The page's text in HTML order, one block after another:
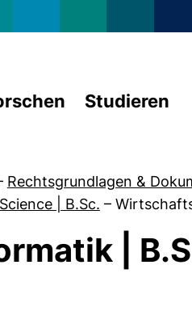
Studieren
Rechtsgrundlagen &
| B.Sc. –
|